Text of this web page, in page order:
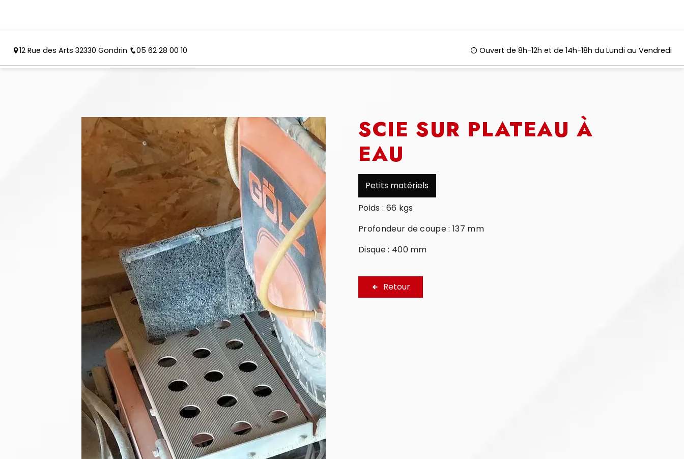
12 Rue des Arts 32330 Gondrin 05 62 28 00 10 Ouvert de 8h-12h et de 14h-18h du Lundi au Vendredi
LOCATIONS ESPACES VERTS CONTACT DEVIS GRATUIT
SCIE SUR PLATEAU À
EAU
Petits matériels
Poids : 66 kgs
Profondeur de coupe : 137 mm
Disque : 400 mm
Retour